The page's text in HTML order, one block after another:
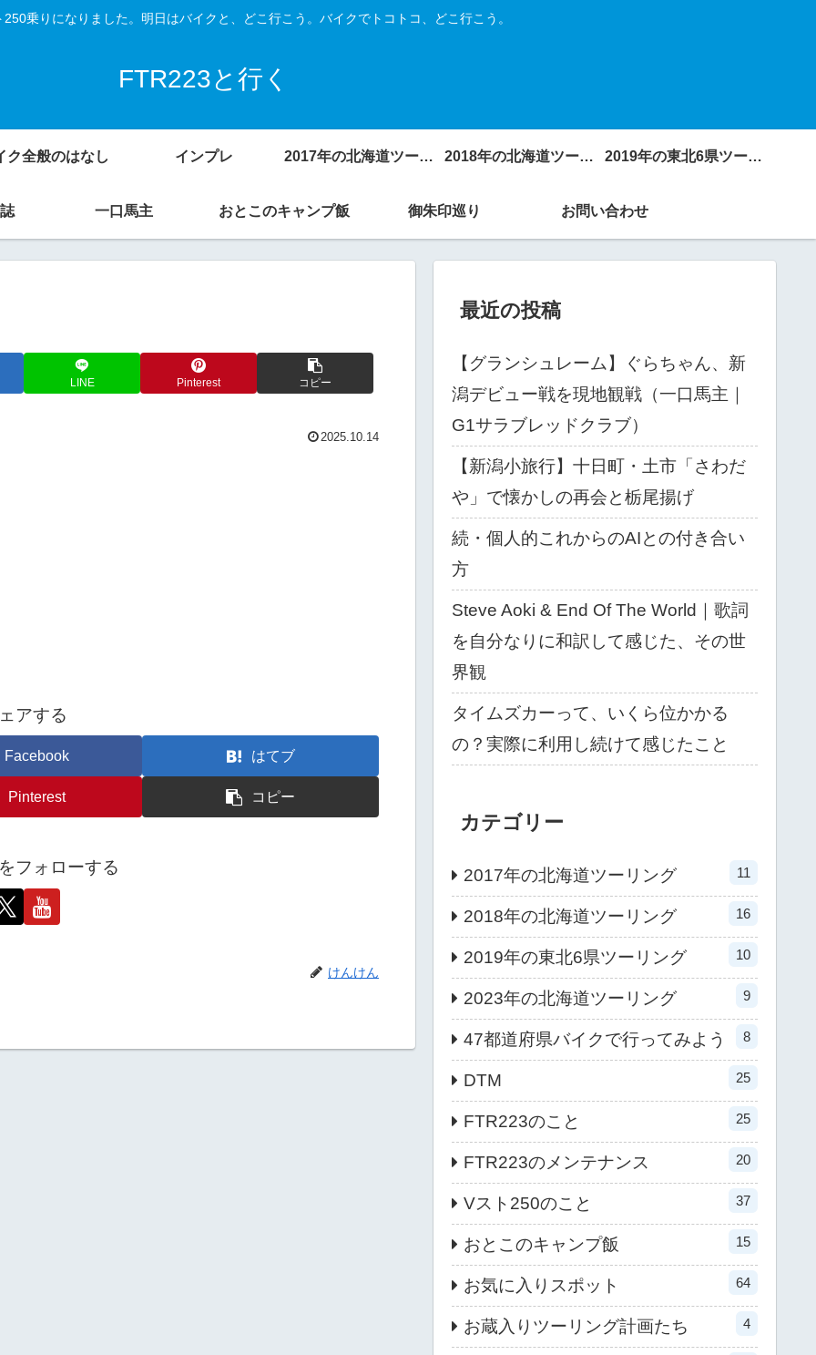
乗りになりました。明日はバイクと、どこ行こう。バイクでトコトコ、どこ行こう。
FTR223と行く
ク全般のはなし インプレ 2017年の北海道ツーリング 2018年の北海道ツーリング 2019年の東北6県ツーリング
一口馬主 おとこのキャンプ飯 御朱印巡り お問い合わせ
LINE Pinterest コピー
2025.10.14
アする
Facebook はてブ
Pinterest コピー
フォローする
けんけん
最近の投稿
【グランシュレーム】ぐらちゃん、新
潟デビュー戦を現地観戦（一口馬主｜
G1サラブレッドクラブ）
【新潟小旅行】十日町・土市「さわだ
や」で懐かしの再会と栃尾揚げ
続・個人的これからのAIとの付き合い
方
Steve Aoki & End Of The World｜歌詞
を自分なりに和訳して感じた、その世
界観
タイムズカーって、いくら位かかる
の？実際に利用し続けて感じたこと
カテゴリー
2017年の北海道ツーリング 11
2018年の北海道ツーリング 16
2019年の東北6県ツーリング 10
2023年の北海道ツーリング 9
47都道府県バイクで行ってみよう 8
DTM 25
FTR223のこと 25
FTR223のメンテナンス 20
Vスト250のこと 37
おとこのキャンプ飯 15
お気に入りスポット 64
お蔵入りツーリング計画たち 4